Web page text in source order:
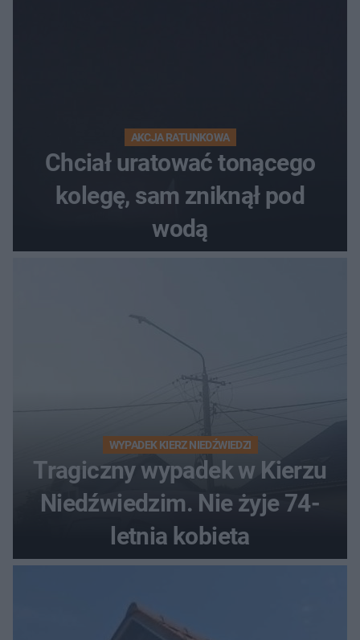
AKCJA RATUNKOWA
Chciał uratować tonącego
kolegę, sam zniknął pod
wodą
WYPADEK KIERZ NIEDŹWIEDZI
Tragiczny wypadek w Kierzu
Niedźwiedzim. Nie żyje 74-
letnia kobieta